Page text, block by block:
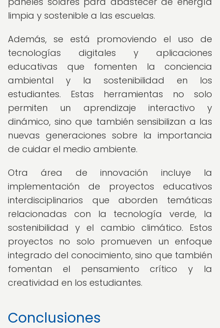
limpia y sostenible a las escuelas.
Además, se está promoviendo el uso de
tecnologías digitales y aplicaciones
educativas que fomenten la conciencia
ambiental y la sostenibilidad en los
estudiantes. Estas herramientas no solo
permiten un aprendizaje interactivo y
dinámico, sino que también sensibilizan a las
nuevas generaciones sobre la importancia
de cuidar el medio ambiente.
Otra área de innovación incluye la
implementación de proyectos educativos
interdisciplinarios que aborden temáticas
relacionadas con la tecnología verde, la
sostenibilidad y el cambio climático. Estos
proyectos no solo promueven un enfoque
integrado del conocimiento, sino que también
fomentan el pensamiento crítico y la
creatividad en los estudiantes.
Conclusiones